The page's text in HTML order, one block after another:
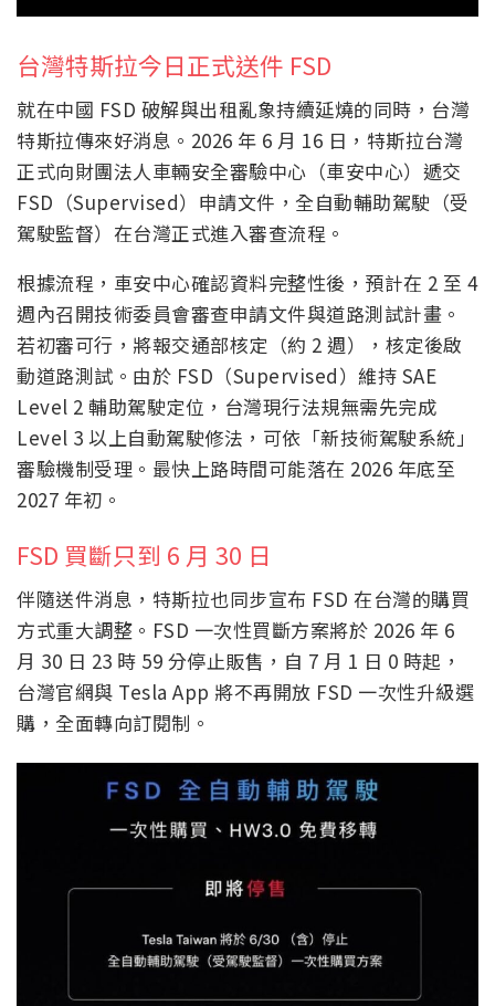
台灣特斯拉今日正式送件 FSD
就在中國 FSD 破解與出租亂象持續延燒的同時，台灣
特斯拉傳來好消息。2026 年 6 月 16 日，特斯拉台灣
正式向財團法人車輛安全審驗中心（車安中心）遞交
FSD（Supervised）申請文件，全自動輔助駕駛（受
駕駛監督）在台灣正式進入審查流程。
根據流程，車安中心確認資料完整性後，預計在 2 至 4
週內召開技術委員會審查申請文件與道路測試計畫。
若初審可行，將報交通部核定（約 2 週），核定後啟
動道路測試。由於 FSD（Supervised）維持 SAE
Level 2 輔助駕駛定位，台灣現行法規無需先完成
Level 3 以上自動駕駛修法，可依「新技術駕駛系統」
審驗機制受理。最快上路時間可能落在 2026 年底至
2027 年初。
FSD 買斷只到 6 月 30 日
伴隨送件消息，特斯拉也同步宣布 FSD 在台灣的購買
方式重大調整。FSD 一次性買斷方案將於 2026 年 6
月 30 日 23 時 59 分停止販售，自 7 月 1 日 0 時起，
台灣官網與 Tesla App 將不再開放 FSD 一次性升級選
購，全面轉向訂閱制。